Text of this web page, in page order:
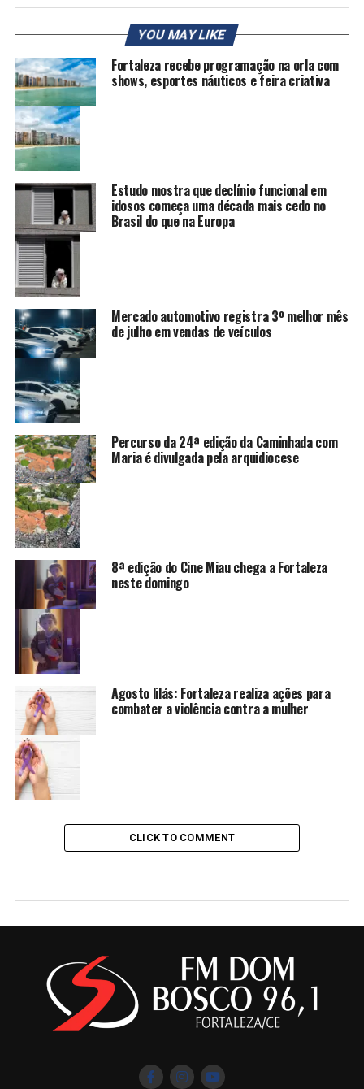
YOU MAY LIKE
Fortaleza recebe programação na orla com
shows, esportes náuticos e feira criativa
Estudo mostra que declínio funcional em
idosos começa uma década mais cedo no
Brasil do que na Europa
Mercado automotivo registra 3º melhor mês
de julho em vendas de veículos
Percurso da 24ª edição da Caminhada com
Maria é divulgada pela arquidiocese
8ª edição do Cine Miau chega a Fortaleza
neste domingo
Agosto lilás: Fortaleza realiza ações para
combater a violência contra a mulher
CLICK TO COMMENT